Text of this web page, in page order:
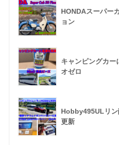
HONDAスーパー
ョン
キャンピングカ
オゼロ
Hobby495ULリン
更新